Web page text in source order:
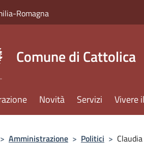
Romagna
Comune di Cattolica
Novità Servizi Vivere
> Amministrazione > Politici >